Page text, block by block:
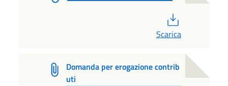
Scarica
Domanda per erogazione contrib
uti